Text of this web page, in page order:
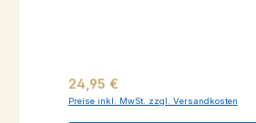
Regulärer Preis:
24,95 €
Preise inkl. MwSt. zzgl. Versandkosten